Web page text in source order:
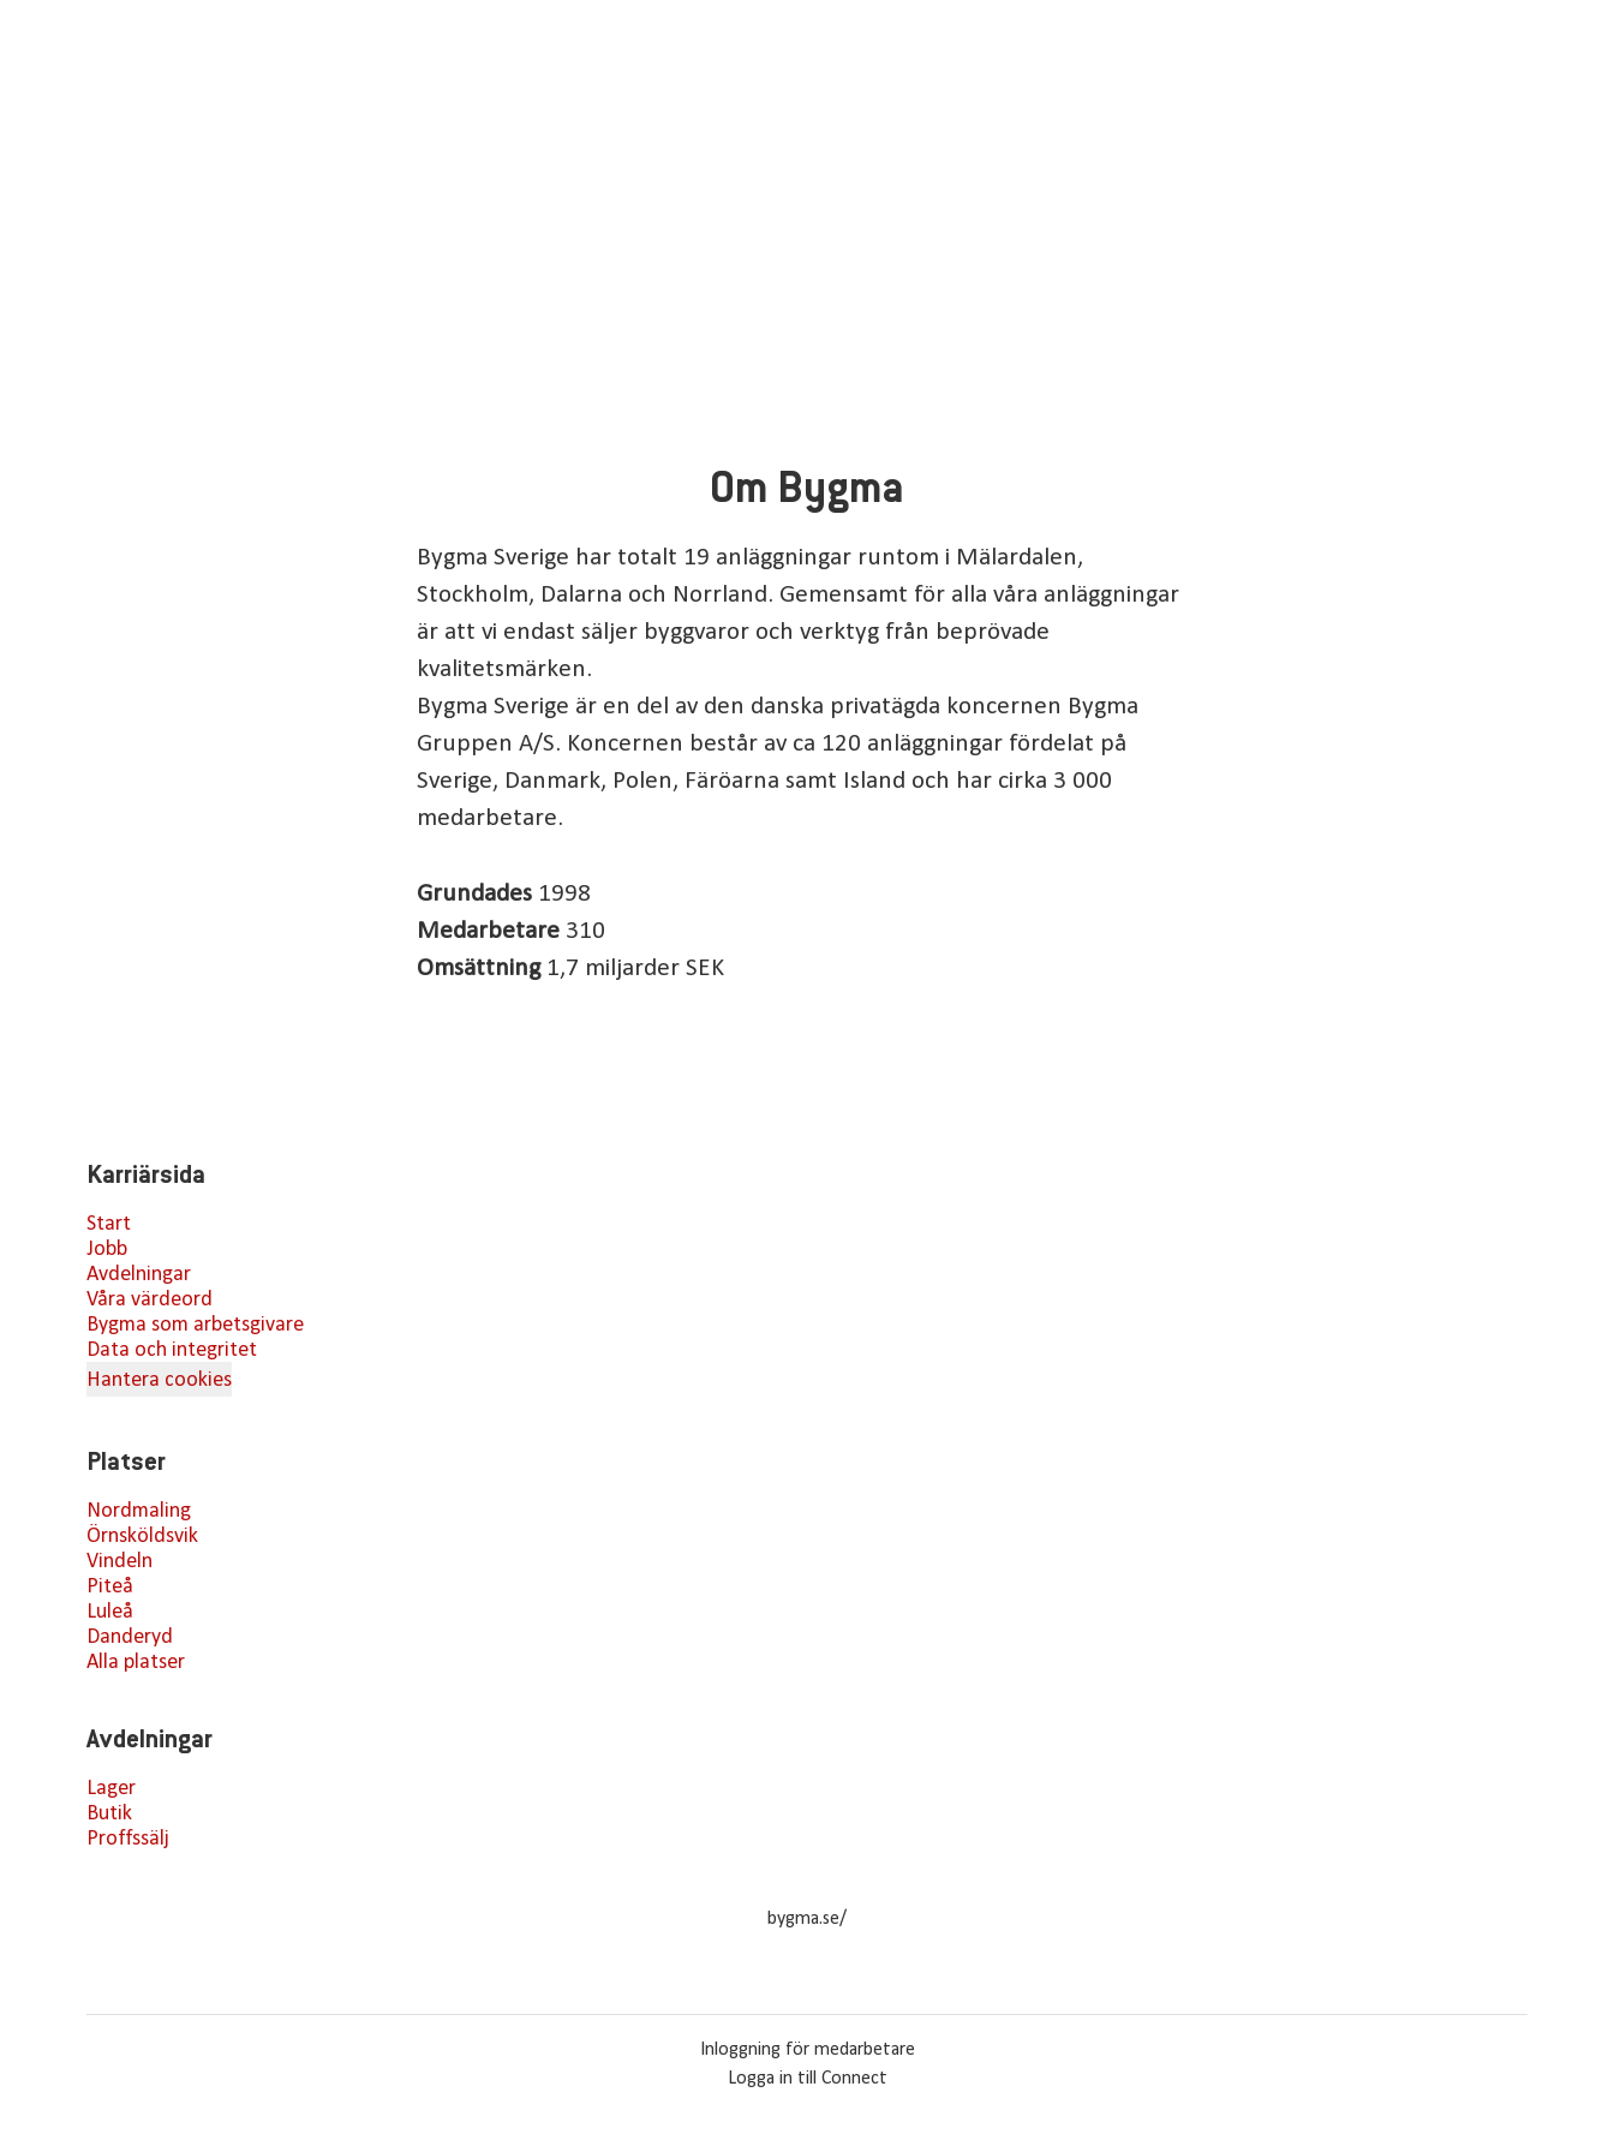
Om Bygma
Bygma Sverige har totalt 19 anläggningar runtom i Mälardalen,
Stockholm, Dalarna och Norrland. Gemensamt för alla våra anläggningar
är att vi endast säljer byggvaror och verktyg från beprövade
kvalitetsmärken.
Bygma Sverige är en del av den danska privatägda koncernen Bygma
Gruppen A/S. Koncernen består av ca 120 anläggningar fördelat på
Sverige, Danmark, Polen, Färöarna samt Island och har cirka 3 000
medarbetare.
Grundades 1998
Medarbetare 310
Omsättning 1,7 miljarder SEK
Karriärsida
Start
Jobb
Avdelningar
Våra värdeord
Bygma som arbetsgivare
Data och integritet
Hantera cookies
Platser
Nordmaling
Örnsköldsvik
Vindeln
Piteå
Luleå
Danderyd
Alla platser
Avdelningar
Lager
Butik
Proffssälj
bygma.se/
Inloggning för medarbetare
Logga in till Connect